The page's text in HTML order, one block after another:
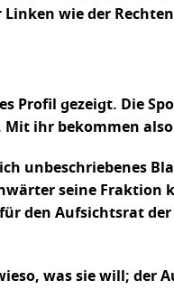
wie der
Profil gezeigt. Die
ihr bekommen
unbeschriebenes
seine
den Aufsichtsrat
was sie will; der